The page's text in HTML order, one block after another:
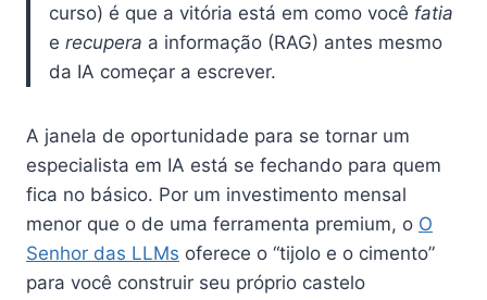
curso) é que a vitória está em como você fatia
e recupera a informação (RAG) antes mesmo
da IA começar a escrever.
A janela de oportunidade para se tornar um
especialista em IA está se fechando para quem
fica no básico. Por um investimento mensal
menor que o de uma ferramenta premium, o O
Senhor das LLMs oferece o “tijolo e o cimento”
para você construir seu próprio castelo